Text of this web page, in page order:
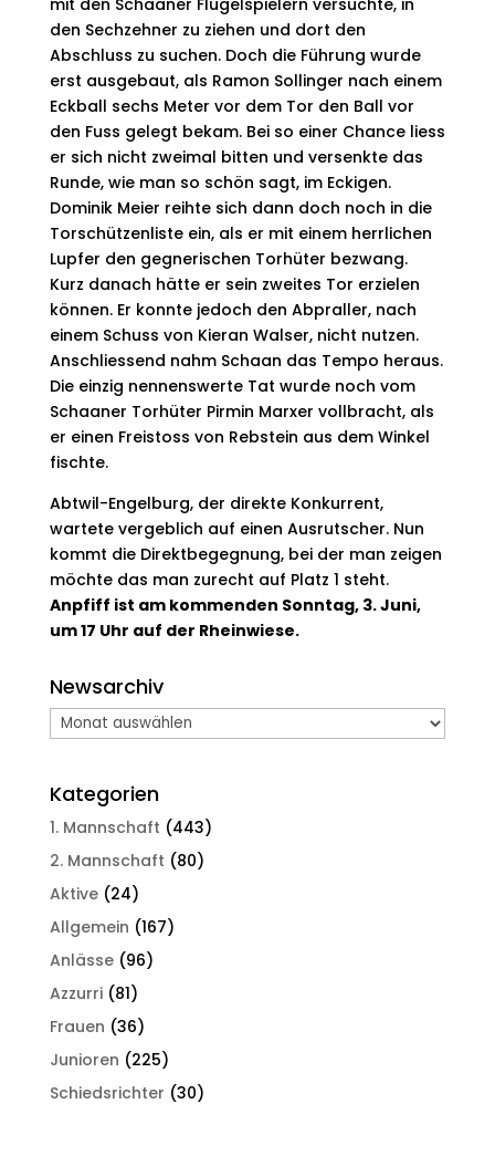
mit den Schaaner Flügelspielern versuchte, in
den Sechzehner zu ziehen und dort den
Abschluss zu suchen. Doch die Führung wurde
erst ausgebaut, als Ramon Sollinger nach einem
Eckball sechs Meter vor dem Tor den Ball vor
den Fuss gelegt bekam. Bei so einer Chance liess
er sich nicht zweimal bitten und versenkte das
Runde, wie man so schön sagt, im Eckigen.
Dominik Meier reihte sich dann doch noch in die
Torschützenliste ein, als er mit einem herrlichen
Lupfer den gegnerischen Torhüter bezwang.
Kurz danach hätte er sein zweites Tor erzielen
können. Er konnte jedoch den Abpraller, nach
einem Schuss von Kieran Walser, nicht nutzen.
Anschliessend nahm Schaan das Tempo heraus.
Die einzig nennenswerte Tat wurde noch vom
Schaaner Torhüter Pirmin Marxer vollbracht, als
er einen Freistoss von Rebstein aus dem Winkel
fischte.
Abtwil-Engelburg, der direkte Konkurrent,
wartete vergeblich auf einen Ausrutscher. Nun
kommt die Direktbegegnung, bei der man zeigen
möchte das man zurecht auf Platz 1 steht.
Anpfiff ist am kommenden Sonntag, 3. Juni,
um 17 Uhr auf der Rheinwiese.
Newsarchiv
Newsarchiv
Kategorien
1. Mannschaft (443)
2. Mannschaft (80)
Aktive(24)
Allgemein (167)
Anlässe(96)
Azzurri(81)
Frauen (36)
Junioren (225)
Schiedsrichter (30)